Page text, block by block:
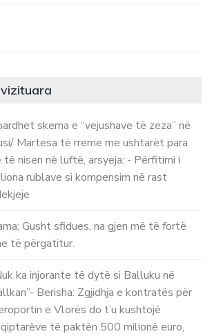
skema e “vejushave të zeza” në
Martesa të rreme me ushtarët para
të nisen në luftë, arsyeja: - Përfitimi i
rublave si kompensim në rast
Gusht sfidues, na gjen më të fortë
të përgatitur.
ka injorante të dytë si Balluku në
Berisha: Zgjidhja e kontratës për
e Vlorës do t’u kushtojë
të paktën 500 milionë euro,